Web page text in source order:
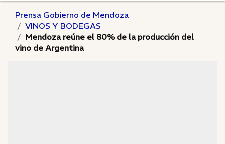
Prensa Gobierno de Mendoza
VINOS Y BODEGAS
Mendoza reúne el 80% de la producción del
vino de Argentina